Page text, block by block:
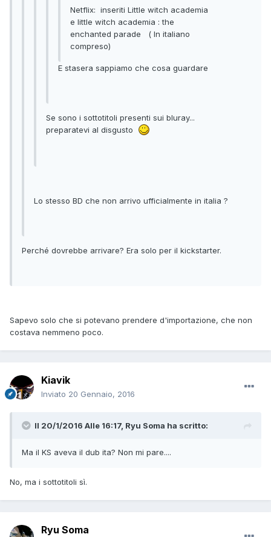
Netflix: inseriti Little witch academia
e little witch academia : the
enchanted parade ( In italiano
compreso)
E stasera sappiamo che cosa guardare
Se sono i sottotitoli presenti sui bluray...
preparatevi al disgusto
Lo stesso BD che non arrivo ufficialmente in italia ?
Perché dovrebbe arrivare? Era solo per il kickstarter.
Sapevo solo che si potevano prendere d'importazione, che non
costava nemmeno poco.
Kiavik
Inviato 20 Gennaio, 2016
Il 20/1/2016 Alle 16:17, Ryu Soma ha scritto:
Ma il KS aveva il dub ita? Non mi pare....
No, ma i sottotitoli sì.
Ryu Soma